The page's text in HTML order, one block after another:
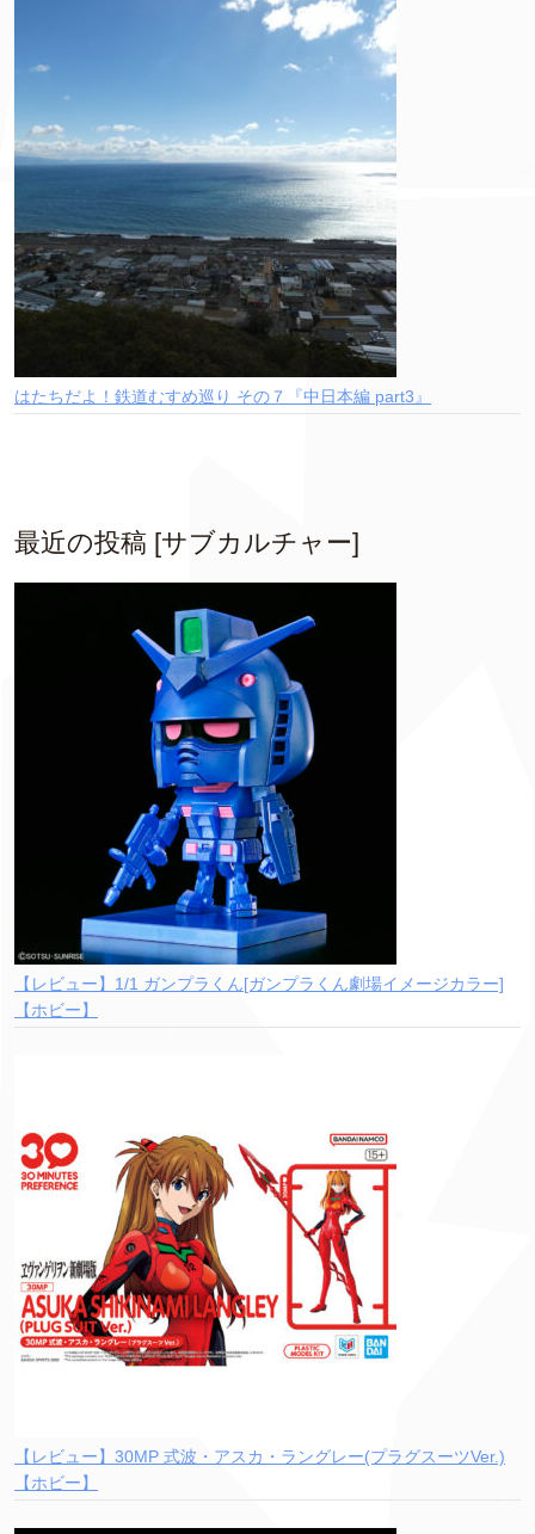
はたちだよ！鉄道むすめ巡り その７『中日本編 part3』
最近の投稿 [サブカルチャー]
【レビュー】1/1 ガンプラくん[ガンプラくん劇場イメージカラー]
【ホビー】
【レビュー】30MP 式波・アスカ・ラングレー(プラグスーツVer.)
【ホビー】